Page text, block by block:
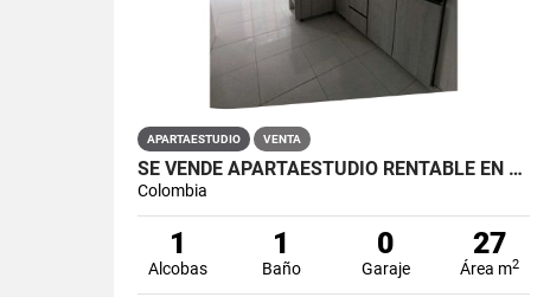
APARTAESTUDIO VENTA
SE VENDE APARTAESTUDIO RENTABLE EN PRIMAVERA 6-39 ET 2
Colombia
1
Alcobas
1
Baño
0
Garaje
27
Área m2